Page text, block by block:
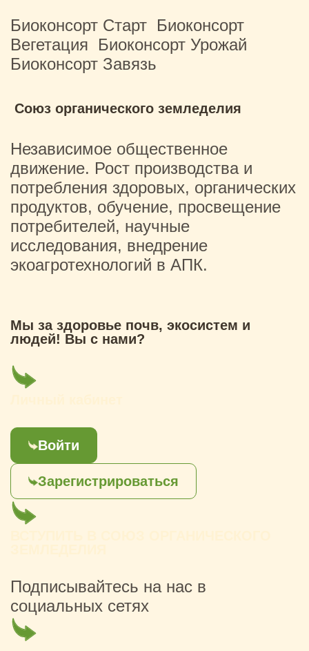
Биоконсорт Старт Биоконсорт
Вегетация
Биоконсорт Урожай
Биоконсорт Завязь
Союз органического земледелия
Независимое общественное
движение. Рост производства и
потребления здоровых, органических
продуктов, обучение, просвещение
потребителей, научные
исследования, внедрение
экоагротехнологий в АПК.
Мы за здоровье почв, экосистем и
людей! Вы с нами?
Войти
Зарегистрироваться
Подписывайтесь на нас в
социальных сетях